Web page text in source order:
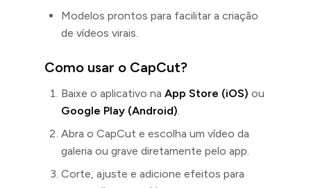
Modelos prontos para facilitar a criação
de vídeos virais.
Como usar o CapCut?
Baixe o aplicativo na App Store (iOS) ou
Google Play (Android).
Abra o CapCut e escolha um vídeo da
galeria ou grave diretamente pelo app.
Corte, ajuste e adicione efeitos para